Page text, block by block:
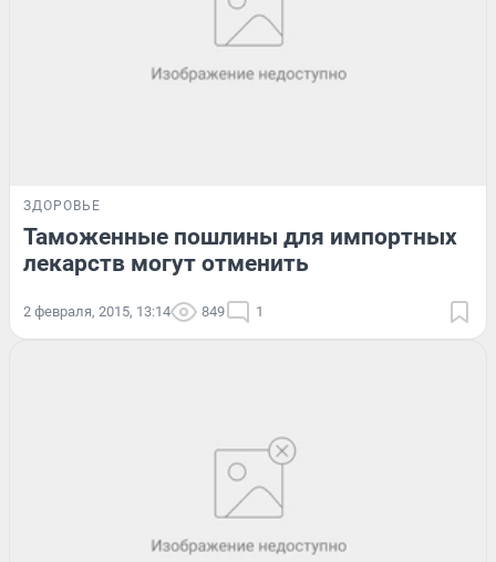
ЗДОРОВЬЕ
Таможенные пошлины для импортных
лекарств могут отменить
2 февраля, 2015, 13:14 849 1